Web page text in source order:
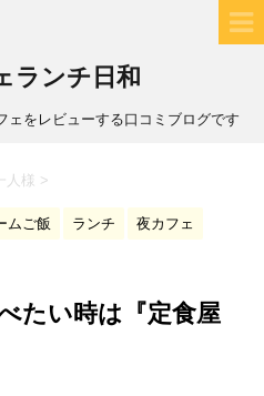
ランチ日和
ェをレビューする口コミブログです
人様 >
ムご飯 ランチ 夜カフェ
たい時は『定食屋